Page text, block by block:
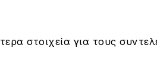
στοιχεία για τους